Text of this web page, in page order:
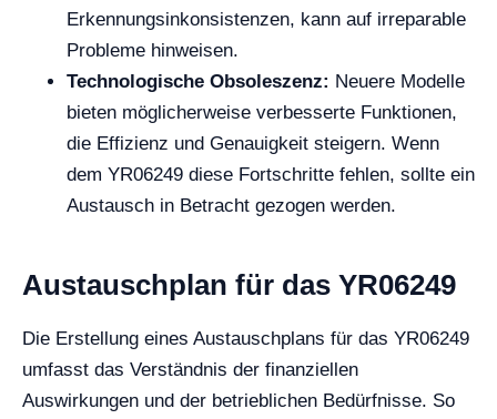
Erkennungsinkonsistenzen, kann auf irreparable
Probleme hinweisen.
Technologische Obsoleszenz: Neuere Modelle
bieten möglicherweise verbesserte Funktionen,
die Effizienz und Genauigkeit steigern. Wenn
dem YR06249 diese Fortschritte fehlen, sollte ein
Austausch in Betracht gezogen werden.
Austauschplan für das YR06249
Die Erstellung eines Austauschplans für das YR06249
umfasst das Verständnis der finanziellen
Auswirkungen und der betrieblichen Bedürfnisse. So